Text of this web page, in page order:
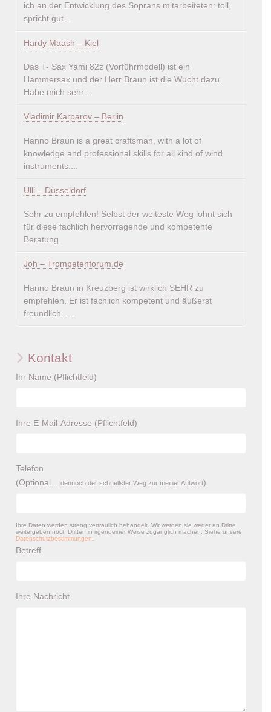
ich an der Entwicklung des Soprans mitarbeiteten: toll,
spricht gut...
Hardy Maash – Kiel
Das T- Sax Yami 82z (Vorführmodell) ist ein
Hammersax und der Herr Braun ist die Wucht dazu.
Habe mich sehr...
Vladimir Karparov – Berlin
Hanno Braun is a great craftsman, with a lot of
knowledge and professional skills for all kind of wind
instruments....
Ulli – Düsseldorf
Sehr zu empfehlen! Selbst der weiteste Weg lohnt sich
für diese fachlich hervorragende und kompetente
Beratung.
Joh – Trompetenforum.de
Hanno Braun in Kreuzberg ist wirklich SEHR zu
empfehlen. Er ist fachlich kompetent und äußerst
freundlich. …
Kontakt
Ihr Name (Pflichtfeld)
Ihre E-Mail-Adresse (Pflichtfeld)
Telefon
(Optional .. dennoch der schnellster Weg zur meiner Antwort)
Ihre Daten werden streng vertraulich behandelt. Wir werden sie weder an Dritte
weitergeben noch Dritten in irgendeiner Weise zugänglich machen. Siehe unsere
Datenschutzbestimmungen
Betreff
Ihre Nachricht